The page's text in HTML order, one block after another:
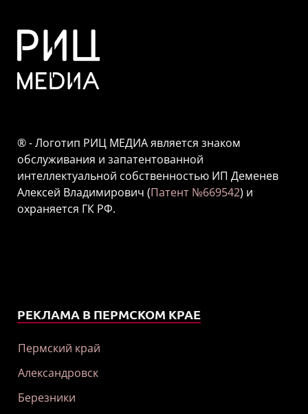
® - Логотип РИЦ МЕДИА является знаком
обслуживания и запатентованной
интеллектуальной собственностью ИП Деменев
Алексей Владимирович (Патент №669542) и
охраняется ГК РФ.
РЕКЛАМА В ПЕРМСКОМ КРАЕ
Пермский край
Александровск
Березники